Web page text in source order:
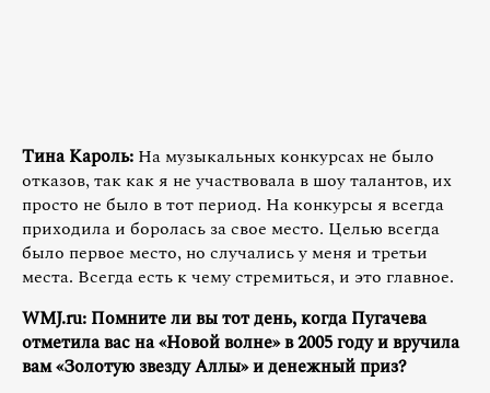
Тина Кароль: На музыкальных конкурсах не было
отказов, так как я не участвовала в шоу талантов, их
просто не было в тот период. На конкурсы я всегда
приходила и боролась за свое место. Целью всегда
было первое место, но случались у меня и третьи
места. Всегда есть к чему стремиться, и это главное.
WMJ.ru: Помните ли вы тот день, когда Пугачева
отметила вас на «Новой волне» в 2005 году и вручила
вам «Золотую звезду Аллы» и денежный приз?